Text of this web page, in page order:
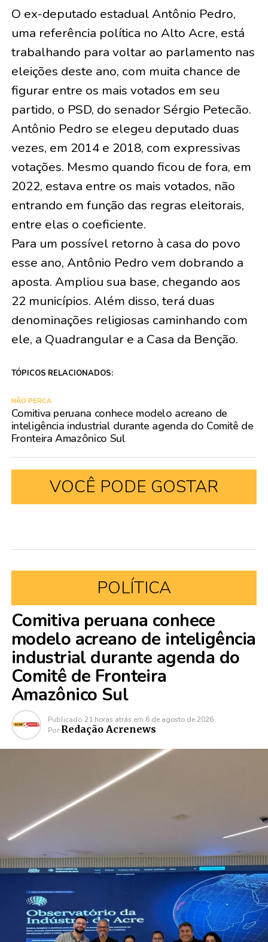
O ex-deputado estadual Antônio Pedro,
uma referência política no Alto Acre, está
trabalhando para voltar ao parlamento nas
eleições deste ano, com muita chance de
figurar entre os mais votados em seu
partido, o PSD, do senador Sérgio Petecão.
Antônio Pedro se elegeu deputado duas
vezes, em 2014 e 2018, com expressivas
votações. Mesmo quando ficou de fora, em
2022, estava entre os mais votados, não
entrando em função das regras eleitorais,
entre elas o coeficiente.
Para um possível retorno à casa do povo
esse ano, Antônio Pedro vem dobrando a
aposta. Ampliou sua base, chegando aos
22 municípios. Além disso, terá duas
denominações religiosas caminhando com
ele, a Quadrangular e a Casa da Benção.
TÓPICOS RELACIONADOS:
NÃO PERCA
Comitiva peruana conhece modelo acreano de
inteligência industrial durante agenda do Comitê de
Fronteira Amazônico Sul
VOCÊ PODE GOSTAR
POLÍTICA
Comitiva peruana conhece
modelo acreano de inteligência
industrial durante agenda do
Comitê de Fronteira
Amazônico Sul
Publicado 21 horas atrás em 6 de agosto de 2026
Por Redação Acrenews